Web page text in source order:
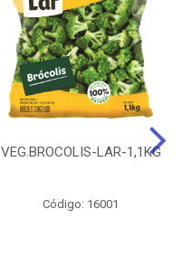
VEG.BROCOLIS-LAR-1,1KG
Código: 16001